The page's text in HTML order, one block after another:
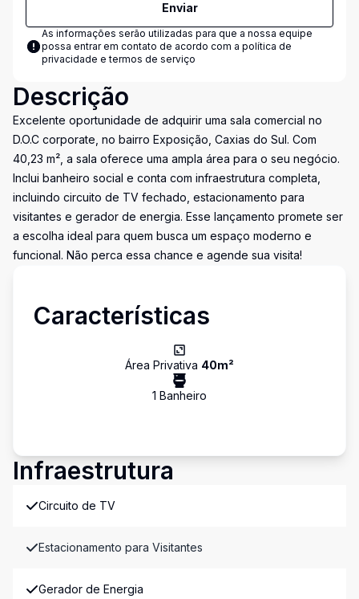
Enviar
As informações serão utilizadas para que a nossa equipe
possa entrar em contato de acordo com a política de
privacidade e termos de serviço
Descrição
Excelente oportunidade de adquirir uma sala comercial no
D.O.C corporate, no bairro Exposição, Caxias do Sul. Com
40,23 m², a sala oferece uma ampla área para o seu negócio.
Inclui banheiro social e conta com infraestrutura completa,
incluindo circuito de TV fechado, estacionamento para
visitantes e gerador de energia. Esse lançamento promete ser
a escolha ideal para quem busca um espaço moderno e
funcional. Não perca essa chance e agende sua visita!
Características
Área Privativa 40m²
1 Banheiro
Infraestrutura
Circuito de TV
Estacionamento para Visitantes
Gerador de Energia